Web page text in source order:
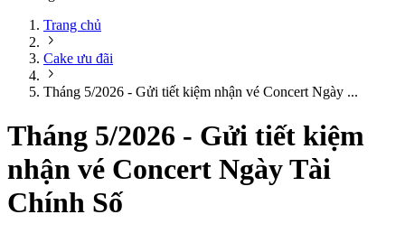
Trang chủ
Cake ưu đãi
Tháng 5/2026 - Gửi tiết kiệm nhận vé Concert Ngày ...
Tháng 5/2026 - Gửi tiết kiệm
nhận vé Concert Ngày Tài
Chính Số